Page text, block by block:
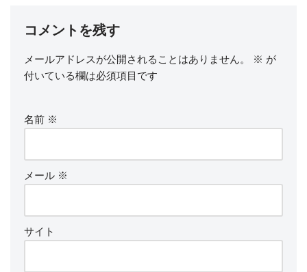
コメントを残す
メールアドレスが公開されることはありません。 ※ が
付いている欄は必須項目です
名前 ※
メール ※
サイト